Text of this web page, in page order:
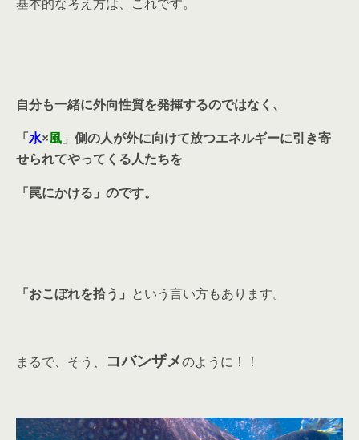
自分も一緒に外向性質を発揮するのではなく、
「水×風 」側の人が外に向けて放つエネルギーに引き寄
せられてやってくる人たちを
「罠にかける」のです。
「おこぼれを拾う」 という言い方もあります。
まるで、そう、 コバンザメのように！！